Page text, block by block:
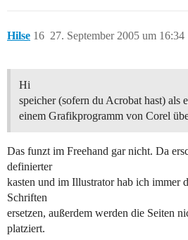
Hilse 27. September 2005 um 16:34
16
Hi
speicher (sofern du Acrobat hast) als
einem Grafikprogramm von Corel
Das funzt im Freehand gar nicht. Da
definierter
kasten und im Illustrator hab ich immer
Schriften
ersetzen, außerdem werden die Seiten
platziert.